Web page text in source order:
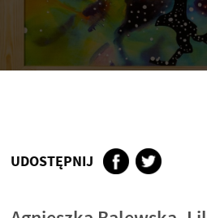
UDOSTĘPNIJ